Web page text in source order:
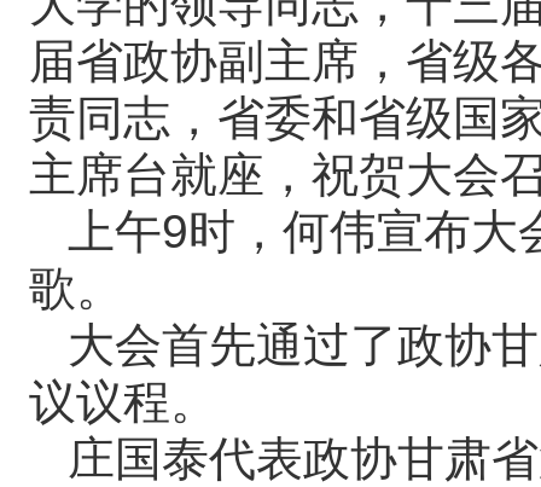
届省政协副主席，省级
责同志，省委和省级国
主席台就座，祝贺大会
上午9时，何伟宣布
歌。
大会首先通过了政协
议议程。
庄国泰代表政协甘肃